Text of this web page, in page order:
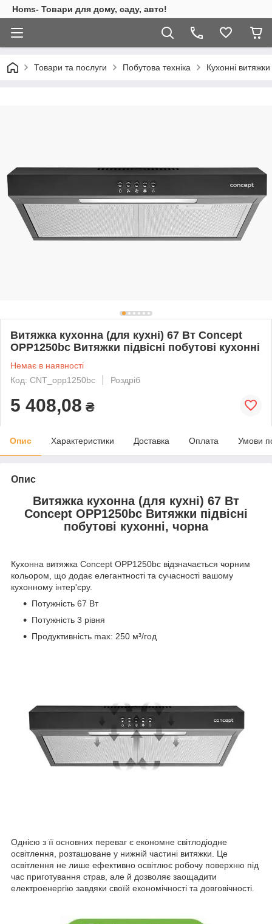
Homs- Товари для дому, саду, авто!
Товари та послуги Побутова техніка Кухонні витяжки
Витяжка кухонна (для кухні) 67 Вт Concept
OPP1250bc Витяжки підвісні побутові кухонні
Немає в наявності
Код: CNT_opp1250bc
Роздріб
5 408,08 ₴
Опис Характеристики Доставка Оплата Умови
Опис
Витяжка кухонна (для кухні) 67 Вт
Concept OPP1250bc Витяжки підвісні
побутові кухонні, чорна
Кухонна витяжка Concept OPP1250bc відзначається чорним
кольором, що додає елегантності та сучасності вашому
кухонному інтер'єру.
Потужність 67 Вт
Потужність 3 рівня
Продуктивність max: 250 м³/год
Однією з її основних переваг є економне світлодіодне
освітлення, розташоване у нижній частині витяжки. Це
освітлення не лише ефективно освітлює робочу поверхню під
час приготування страв, але й дозволяє заощадити
електроенергію завдяки своїй економічності та довговічності.